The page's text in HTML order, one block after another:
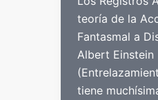
teoría de la
Fantasmal a
Albert Einstein
tiene